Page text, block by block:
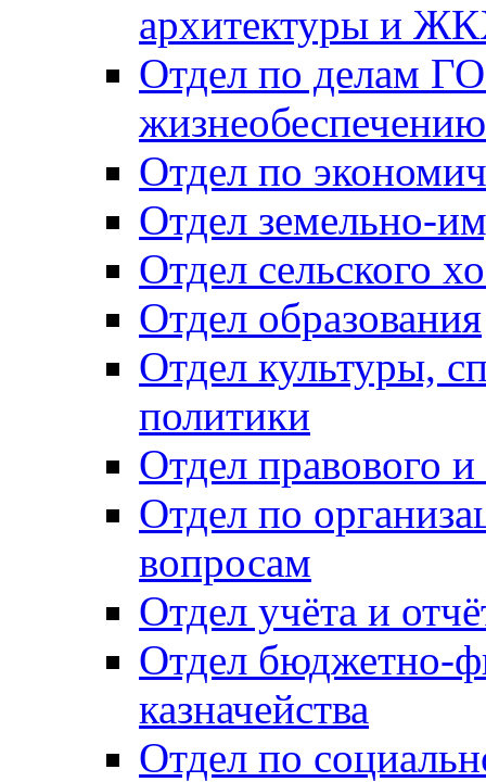
архитектуры и
Отдел по делам
Отдел по
Отдел земельно-
Отдел сельского
Отдел образования
Отдел культуры,
политики
Отдел правового
Отдел по
вопросам
Отдел учёта и
Отдел бюджетно-
казначейства
Отдел по